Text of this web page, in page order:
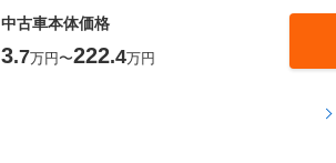
中古車本体価格
3.7万円〜222.4万円